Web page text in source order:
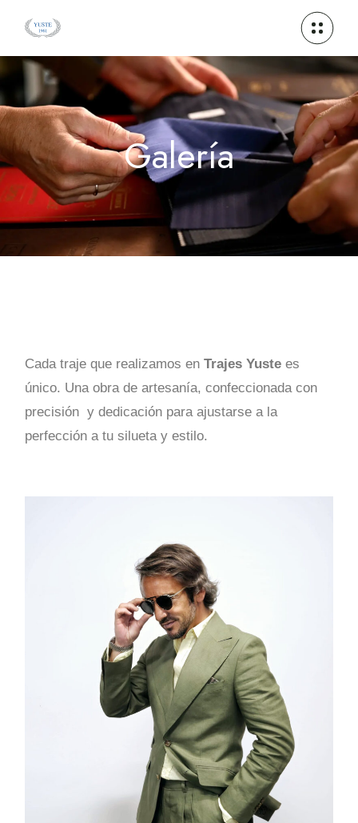
Galería
Cada traje que realizamos enTrajes Yuste es
único. Una obra de artesanía, confeccionada con
precisión y dedicación para ajustarse a la
perfección a tu silueta y estilo.